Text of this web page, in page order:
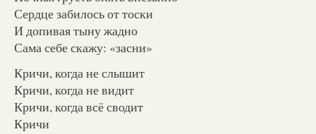
Сердце забилось от тоски
И допивая тыну жадно
Сама себе скажу: «засни»
Кричи, когда не слышит
Кричи, когда не видит
Кричи, когда всё сводит
Кричи